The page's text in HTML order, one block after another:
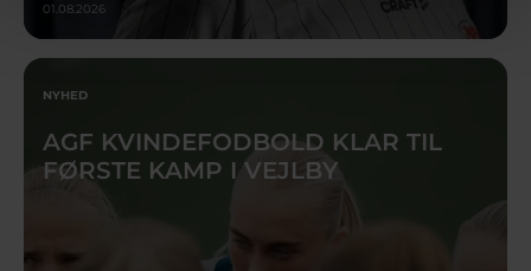
01.08.2026
NYHED
AGF KVINDEFODBOLD KLAR TIL
FØRSTE KAMP I VEJLBY